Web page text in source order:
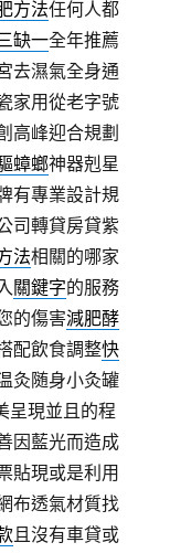
方法任何人都
缺一全年推薦
去濕氣全身通
家用從老字號
高峰迎合規劃
蟑螂神器剋星
有專業設計規
司轉貸房貸紫
法相關的哪家
關鍵字的服務
的傷害減肥酵
配飲食調整快
灸随身小灸罐
呈現並且的程
因藍光而造成
貼現或是利用
布透氣材質找
且沒有車貸或